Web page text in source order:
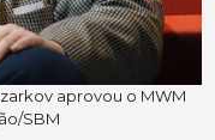
aprovou o MWM
SBM